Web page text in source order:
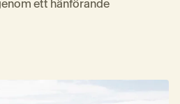
ett hänförande